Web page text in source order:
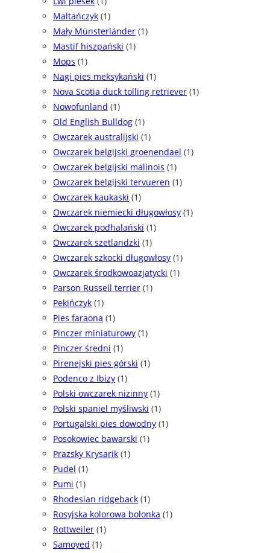
Maltańczyk (1)
Mały Münsterländer (1)
Mastif hiszpański (1)
Mops (1)
Nagi pies meksykański (1)
Nova Scotia duck tolling retriever (1)
Nowofunland (1)
Old English Bulldog (1)
Owczarek australijski (1)
Owczarek belgijski groenendael (1)
Owczarek belgijski malinois (1)
Owczarek belgijski tervueren (1)
Owczarek kaukaski (1)
Owczarek niemiecki długowłosy (1)
Owczarek podhalański (1)
Owczarek szetlandzki (1)
Owczarek szkocki długowłosy (1)
Owczarek środkowoazjatycki (1)
Parson Russell terrier (1)
Pekińczyk (1)
Pies faraona (1)
Pinczer miniaturowy (1)
Pinczer średni (1)
Pirenejski pies górski (1)
Podenco z Ibizy (1)
Polski owczarek nizinny (1)
Polski spaniel myśliwski (1)
Portugalski pies dowodny (1)
Posokowiec bawarski (1)
Prazsky Krysarik (1)
Pudel (1)
Pumi (1)
Rhodesian ridgeback (1)
Rosyjska kolorowa bolonka (1)
Rottweiler (1)
Samoyed (1)